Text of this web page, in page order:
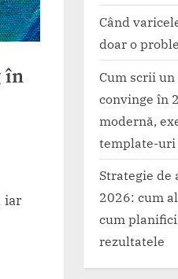
în
iar
Când
doar o
Cum scrii
convinge în
modernă,
template-uri
Strategie
2026: cum
cum
rezultatele